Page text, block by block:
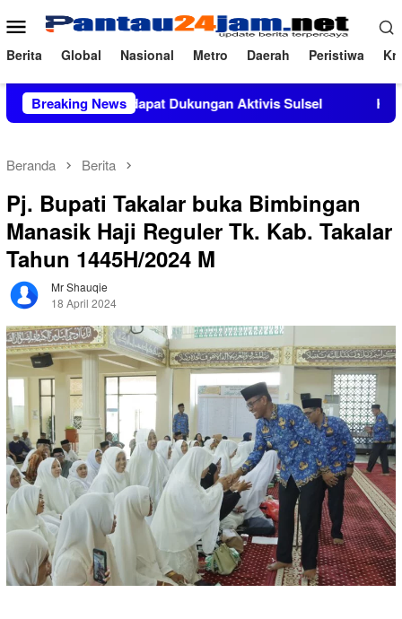
ke
konten
Menu
Mobile
Berita Global Nasional Metro Daerah Peristiwa
Breaking News
Mendapat Dukungan Aktivis Sulsel Kapolres
Beranda Berita
Pj. Bupati Takalar buka Bimbingan
Manasik Haji Reguler Tk. Kab. Takalar
Tahun 1445H/2024 M
Mr Shauqie
18 April 2024